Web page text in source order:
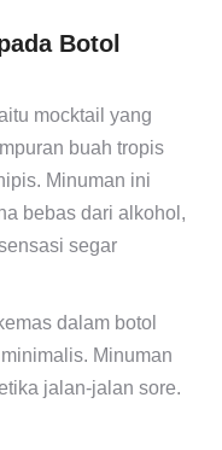
Botol
mocktail yang
buah tropis
Minuman ini
bebas dari alkohol,
segar
dalam botol
Minuman
jalan-jalan sore.